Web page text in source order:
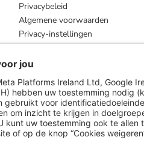
Privacybeleid
Algemene voorwaarden
Privacy-instellingen
Compliance